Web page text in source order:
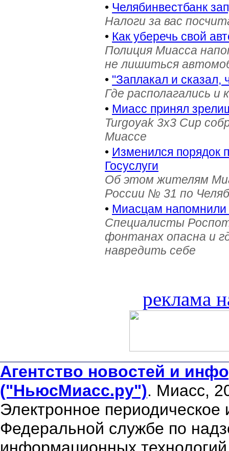
• Челябинвестбанк
Налоги за вас
• Как уберечь свой
Полиция Миасса
не лишиться
• "Заплакал и сказал,
Где располагались и
• Миасс принял
Turgoyak 3x3 Cup
Миассе
• Изменился порядок
Госуслуги
Об этом жителям
России № 31 по
• Миасцам напомнили
Специалисты
фонтанах опасна и
навредить себе
реклама
Агентство новостей и
("НьюсМиасс.ру"). Миасс,
Электронное периодическое
Федеральной службе по